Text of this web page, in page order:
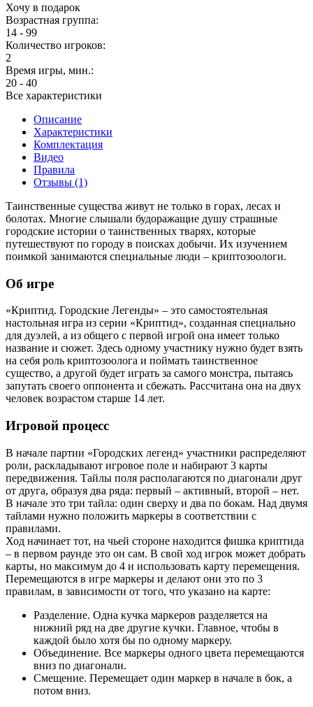
Хочу в подарок
Возрастная группа:
14 - 99
Количество игроков:
2
Время игры, мин.:
20 - 40
Все характеристики
Описание
Характеристики
Комплектация
Видео
Правила
Отзывы (1)
Таинственные существа живут не только в горах, лесах и
болотах. Многие слышали будоражащие душу страшные
городские истории о таинственных тварях, которые
путешествуют по городу в поисках добычи. Их изучением
поимкой занимаются специальные люди – криптозоологи.
Об игре
«Криптид. Городские Легенды» – это самостоятельная
настольная игра из серии «Криптид», созданная специально
для дуэлей, а из общего с первой игрой она имеет только
название и сюжет. Здесь одному участнику нужно будет взять
на себя роль криптозоолога и поймать таинственное
существо, а другой будет играть за самого монстра, пытаясь
запутать своего оппонента и сбежать. Рассчитана она на двух
человек возрастом старше 14 лет.
Игровой процесс
В начале партии «Городских легенд» участники распределяют
роли, раскладывают игровое поле и набирают 3 карты
передвижения. Тайлы поля располагаются по диагонали друг
от друга, образуя два ряда: первый – активный, второй – нет.
В начале это три тайла: один сверху и два по бокам. Над двумя
тайлами нужно положить маркеры в соответствии с
правилами.
Ход начинает тот, на чьей стороне находится фишка криптида
– в первом раунде это он сам. В свой ход игрок может добрать
карты, но максимум до 4 и использовать карту перемещения.
Перемещаются в игре маркеры и делают они это по 3
правилам, в зависимости от того, что указано на карте:
Разделение. Одна кучка маркеров разделяется на
нижний ряд на две другие кучки. Главное, чтобы в
каждой было хотя бы по одному маркеру.
Объединение. Все маркеры одного цвета перемещаются
вниз по диагонали.
Смещение. Перемещает один маркер в начале в бок, а
потом вниз.